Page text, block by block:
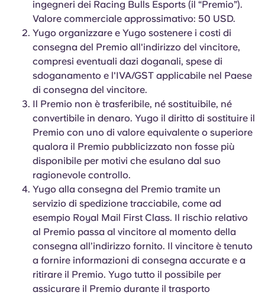
ingegneri dei Racing Bulls Esports (il “Premio”).
Valore commerciale approssimativo: 50 USD.
Yugo organizzare e Yugo sostenere i costi di
consegna del Premio all'indirizzo del vincitore,
compresi eventuali dazi doganali, spese di
sdoganamento e l'IVA/GST applicabile nel Paese
di consegna del vincitore.
Il Premio non è trasferibile, né sostituibile, né
convertibile in denaro. Yugo il diritto di sostituire il
Premio con uno di valore equivalente o superiore
qualora il Premio pubblicizzato non fosse più
disponibile per motivi che esulano dal suo
ragionevole controllo.
Yugo alla consegna del Premio tramite un
servizio di spedizione tracciabile, come ad
esempio Royal Mail First Class. Il rischio relativo
al Premio passa al vincitore al momento della
consegna all’indirizzo fornito. Il vincitore è tenuto
a fornire informazioni di consegna accurate e a
ritirare il Premio. Yugo tutto il possibile per
assicurare il Premio durante il trasporto